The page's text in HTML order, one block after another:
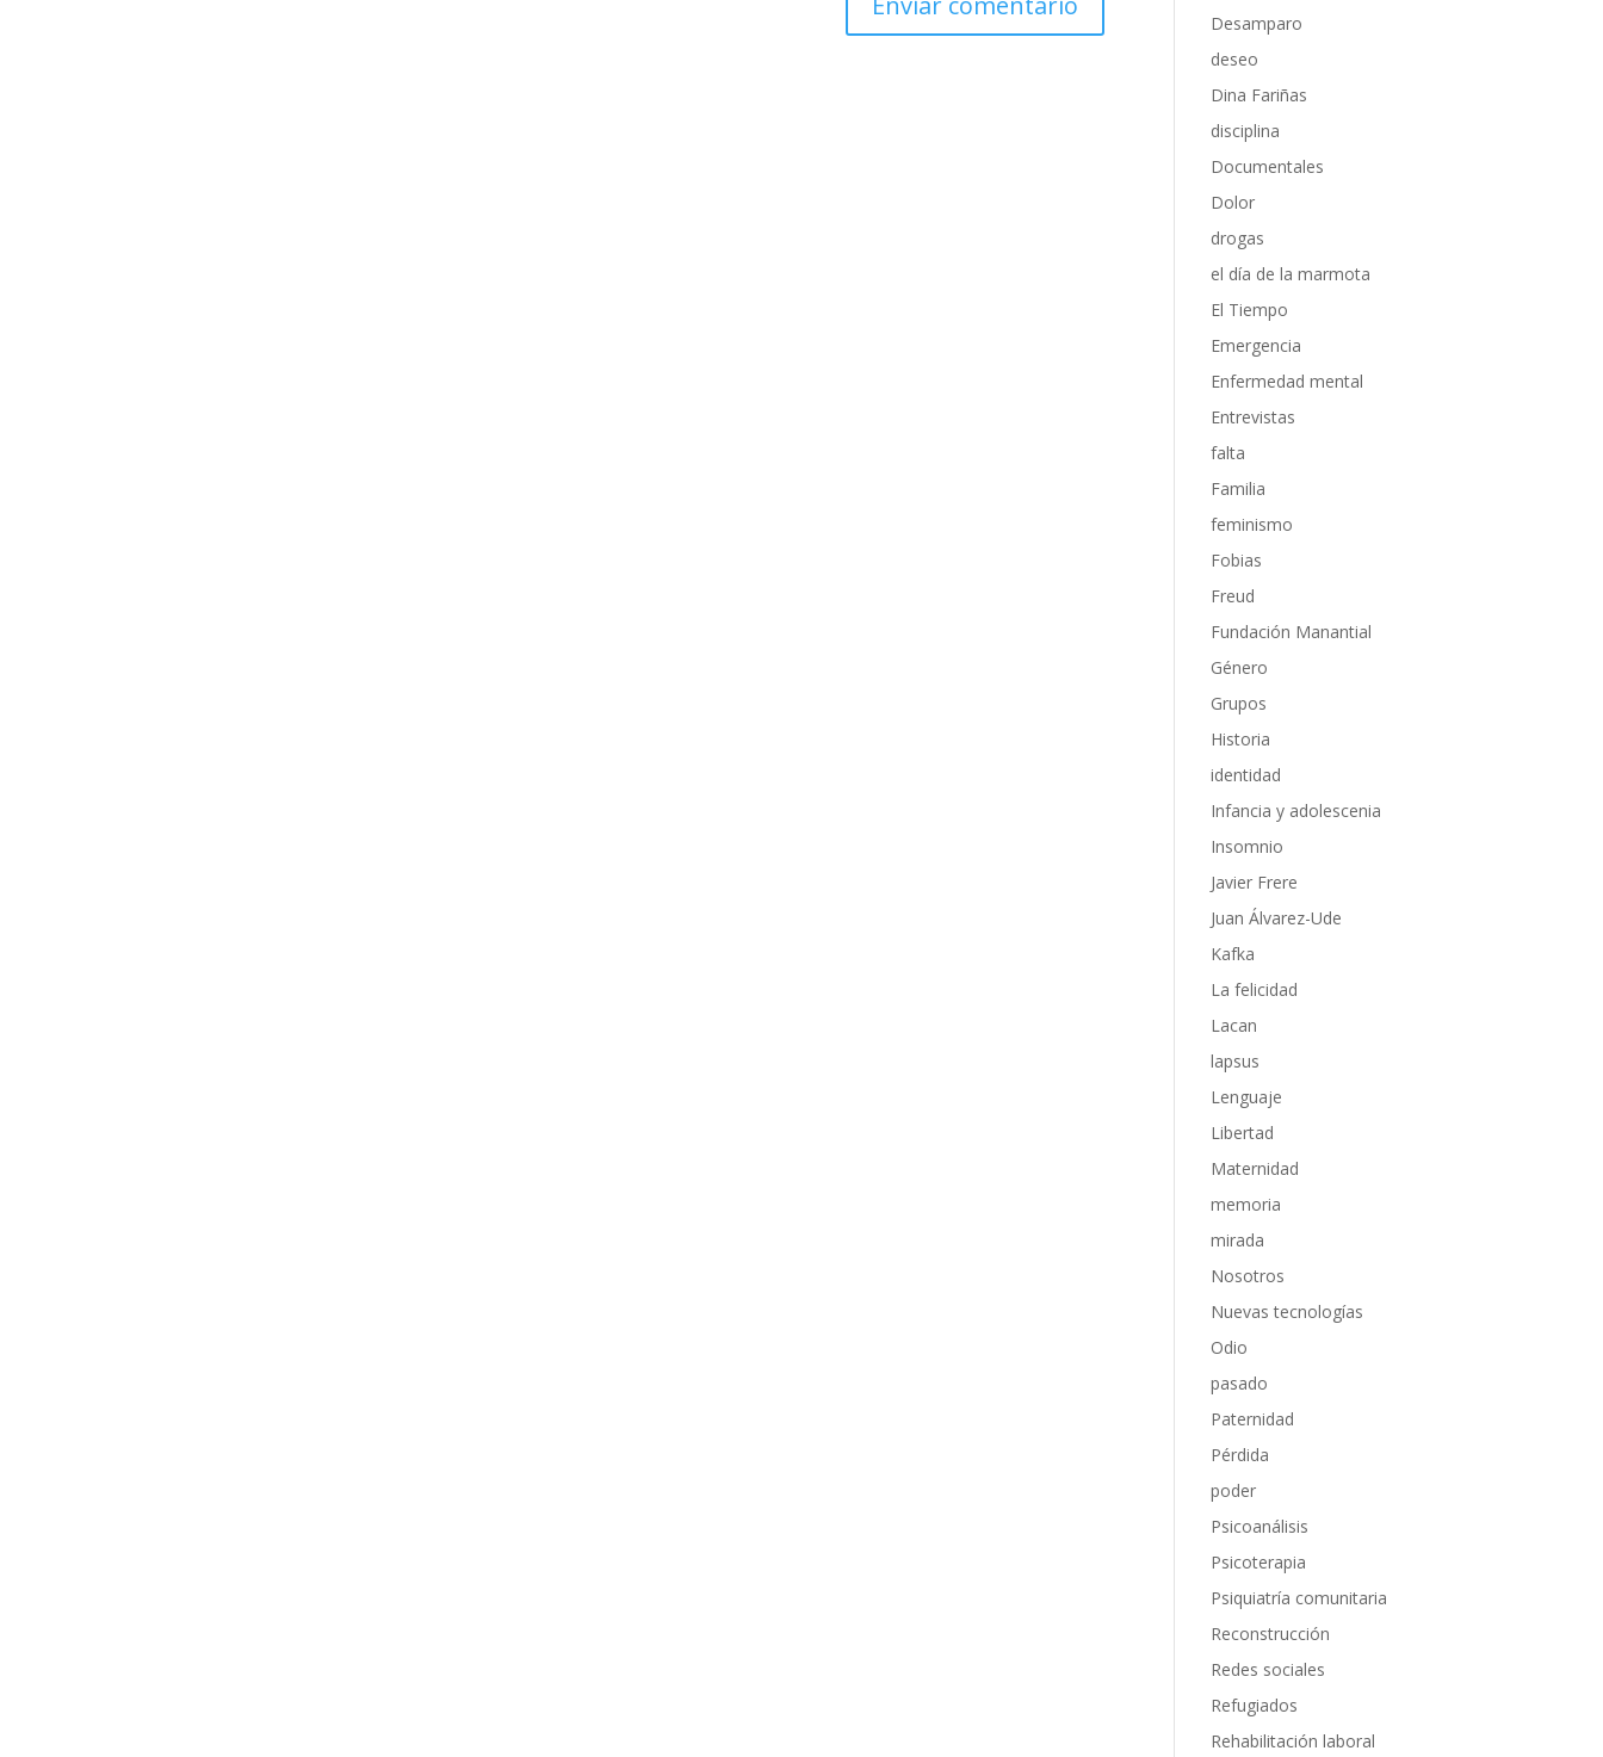
Desamparo
deseo
Dina Fariñas
disciplina
Documentales
Dolor
drogas
el día de la marmota
El Tiempo
Emergencia
Enfermedad mental
Entrevistas
falta
Familia
feminismo
Fobias
Freud
Fundación Manantial
Género
Grupos
Historia
identidad
Infancia y adolescenia
Insomnio
Javier Frere
Juan Álvarez-Ude
Kafka
La felicidad
Lacan
lapsus
Lenguaje
Libertad
Maternidad
memoria
mirada
Nosotros
Nuevas tecnologías
Odio
pasado
Paternidad
Pérdida
poder
Psicoanálisis
Psicoterapia
Psiquiatría comunitaria
Reconstrucción
Redes sociales
Refugiados
Rehabilitación laboral